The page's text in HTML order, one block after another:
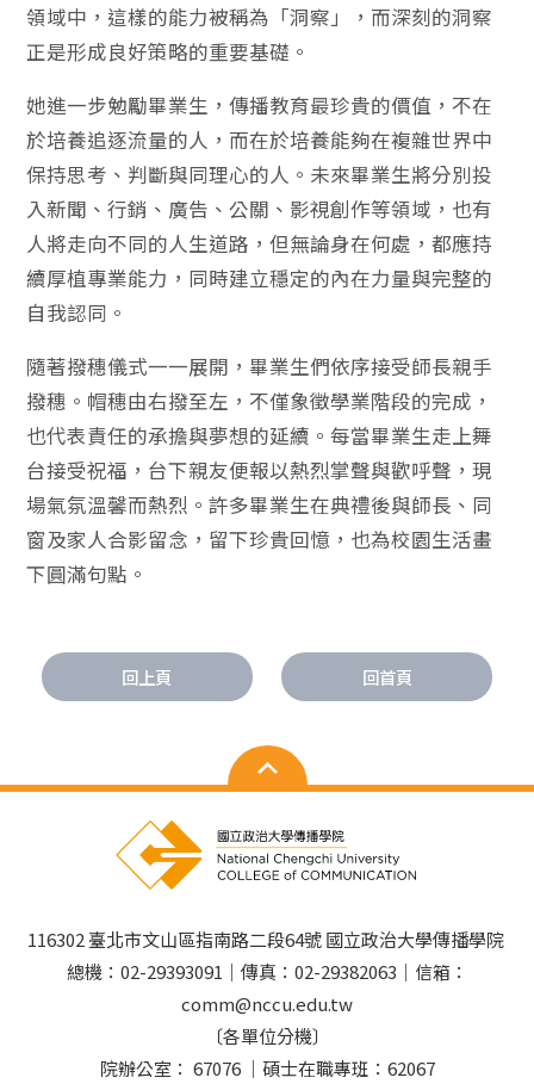
領域中， 這樣的能力被稱為「洞察」， 而深刻的洞察
正是形成良好策略的重要基礎。
她進一步勉勵畢業生，傳播教育最珍貴的價值，不在
於培養追逐流量的人，而在於培養能夠在複雜世界中
保持思考、 判斷與同理心的人。未來畢業生將分別投
入新聞、行銷、廣告、公關、影視創作等領域，也有
人將走向不同的人生道路，但無論身在何處，都應持
續厚植專業能力， 同時建立穩定的內在力量與完整的
自我認同。
隨著撥穗儀式一一展開，畢業生們依序接受師長親手
撥穗。 帽穗由右撥至左，不僅象徵學業階段的完成，
也代表責任的承擔與夢想的延續。每當畢業生走上舞
台接受祝福， 台下親友便報以熱烈掌聲與歡呼聲，現
場氣氛溫馨而熱烈。許多畢業生在典禮後與師長、同
窗及家人合影留念，留下珍貴回憶， 也為校園生活畫
下圓滿句點。
回上頁 回首頁
116302 臺北市文山區指南路二段64號 國立政治大學傳播學院
總機：02-29393091｜傳真：02-29382063｜信箱：
comm@nccu.edu.tw
〔各單位分機〕
院辦公室： 67076 ｜碩士在職專班：62067